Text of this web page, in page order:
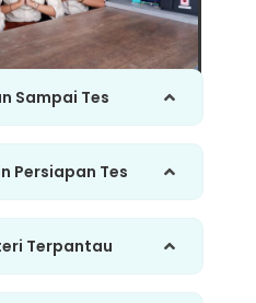
Sampai Tes
Persiapan Tes
Terpantau